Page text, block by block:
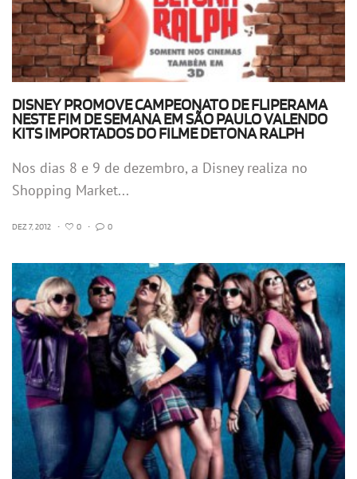
DISNEY PROMOVE CAMPEONATO DE FLIPERAMA
NESTE FIM DE SEMANA EM SÃO PAULO VALENDO
KITS IMPORTADOS DO FILME DETONA RALPH
Nos dias 8 e 9 de dezembro, a Disney realiza no
Shopping Market...
DEZ 7, 2012 • 0 • 0